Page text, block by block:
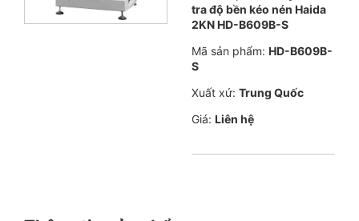
tra độ bền kéo nén Haida
2KN HD-B609B-S
Mã sản phẩm: HD-B609B-
S
Xuất xứ: Trung Quốc
Giá: Liên hệ